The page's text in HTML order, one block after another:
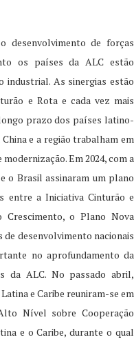
desenvolvimento de forças
os países da ALC estão
industrial. As sinergias estão
e Rota e cada vez mais
prazo dos países latino-
e a região trabalham em
Em 2024, com a
o Brasil assinaram um plano
entre a Iniciativa Cinturão e
o Plano Nova
desenvolvimento nacionais
no aprofundamento da
da ALC. No passado abril,
e Caribe reuniram-se em
Nível sobre Cooperação
e o Caribe, durante o qual